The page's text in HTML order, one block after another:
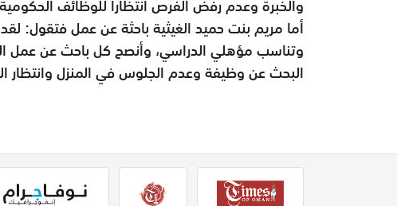
أما مريم بنت حميد الغيثية باحثة عن عمل فتقول:
وتناسب مؤهلي الدراسي، وأنصح كل باحث عن عمل
البحث عن وظيفة وعدم الجلوس في المنزل وانتظار